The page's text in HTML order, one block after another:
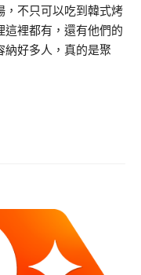
，不只可以吃到韓式烤
這裡都有，還有他們的
好多人，真的是聚